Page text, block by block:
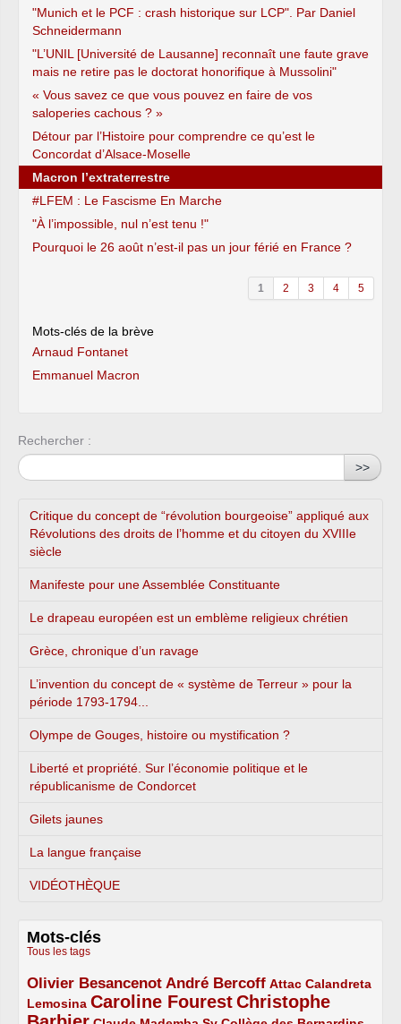
"Munich et le PCF : crash historique sur LCP". Par Daniel
Schneidermann
"L’UNIL [Université de Lausanne] reconnaît une faute grave
mais ne retire pas le doctorat honorifique à Mussolini"
« Vous savez ce que vous pouvez en faire de vos
saloperies cachous ? »
Détour par l’Histoire pour comprendre ce qu’est le
Concordat d’Alsace-Moselle
Macron l’extraterrestre
#LFEM : Le Fascisme En Marche
"À l’impossible, nul n’est tenu !"
Pourquoi le 26 août n’est-il pas un jour férié en France ?
1 2 3 4 5
Mots-clés de la brève
Arnaud Fontanet
Emmanuel Macron
Rechercher :
>>
Critique du concept de “révolution bourgeoise” appliqué aux
Révolutions des droits de l’homme et du citoyen du XVIIIe
siècle
Manifeste pour une Assemblée Constituante
Le drapeau européen est un emblème religieux chrétien
Grèce, chronique d’un ravage
L’invention du concept de « système de Terreur » pour la
période 1793-1794...
Olympe de Gouges, histoire ou mystification ?
Liberté et propriété. Sur l’économie politique et le
républicanisme de Condorcet
Gilets jaunes
La langue française
VIDÉOTHÈQUE
Mots-clés
Tous les tags
Olivier Besancenot
3/5 André Bercoff
3/5 Attac
2/5
Calandreta
Lemosina
2/5 Caroline Fourest
4/5
Christophe